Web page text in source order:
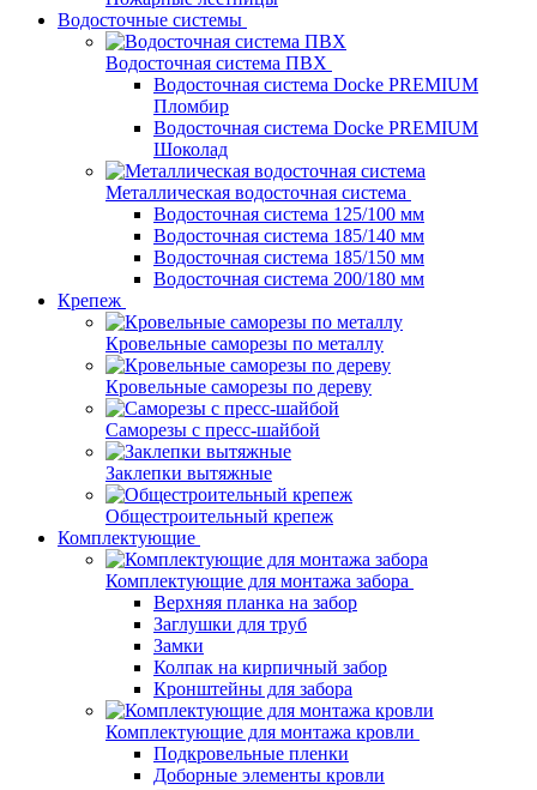
Водосточные системы
Водосточная система ПВХ
Водосточная система Docke PREMIUM
Пломбир
Водосточная система Docke PREMIUM
Шоколад
Металлическая водосточная система
Водосточная система 125/100 мм
Водосточная система 185/140 мм
Водосточная система 185/150 мм
Водосточная система 200/180 мм
Крепеж
Кровельные саморезы по металлу
Кровельные саморезы по дереву
Саморезы с пресс-шайбой
Заклепки вытяжные
Общестроительный крепеж
Комплектующие
Комплектующие для монтажа забора
Верхняя планка на забор
Заглушки для труб
Замки
Колпак на кирпичный забор
Кронштейны для забора
Комплектующие для монтажа кровли
Подкровельные пленки
Доборные элементы кровли